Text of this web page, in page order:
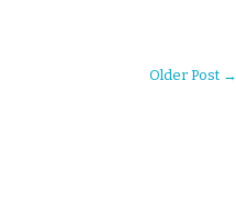
Older Post →